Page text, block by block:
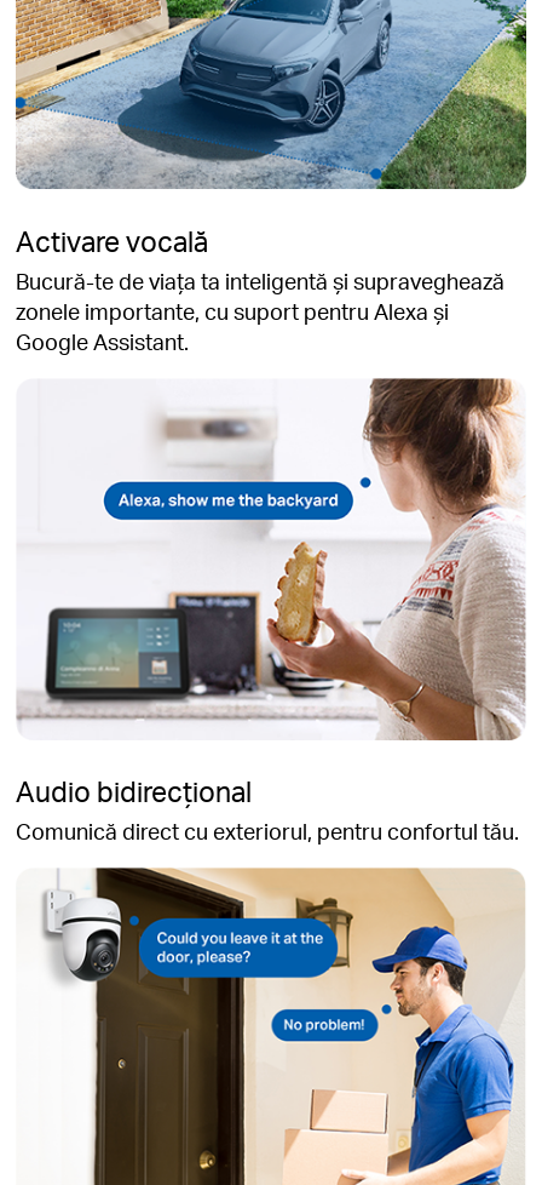
Activare vocală
Bucură-te de viața ta inteligentă și supraveghează
zonele importante, cu suport pentru Alexa și
Google Assistant.
Audio bidirecțional
Comunică direct cu exteriorul, pentru confortul tău.